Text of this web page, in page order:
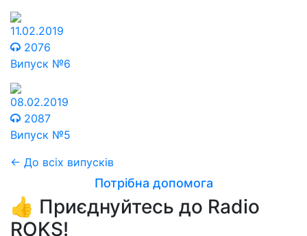
11.02.2019
2076
Випуск №6
08.02.2019
2087
Випуск №5
← До всіх випусків
Потрібна допомога
👍 Приєднуйтесь до Radio
ROKS!